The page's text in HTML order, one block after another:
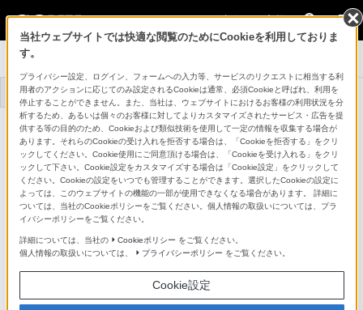
法人のお客様
システムカメラ
トップ 商品一覧 事例一覧
カメラオペレーティングソフトウェア
HZC-MSCN1
詳細メニュー
当社ウェブサイトでは快適な閲覧のためにCookieを利用しておりま
す。
プライバシー設定、ログイン、フォームへの入力等、サービスのリクエストに相当する利
用者のアクションに応じてのみ設定されるCookieは通常、必須Cookieと呼ばれ、利用を
停止することができません。また、当社は、ウェブサイトにおけるお客様の利用状況を分
析するため、あるいは個々のお客様に対してよりカスタマイズされたサービス・広告を提
供する等の目的のため、Cookieおよび類似技術を使用して一定の情報を収集する場合が
あります。それらのCookieの受け入れを拒否する場合は、「Cookieを拒否する」をクリ
ックしてください。Cookie使用にご同意頂ける場合は、「Cookieを受け入れる」をクリ
ックして下さい。Cookie設定をカスタマイズする場合は「Cookie設定」をクリックして
ください。Cookieの設定をいつでも管理することができます。選択したCookieの設定に
よっては、このウェブサイトの機能の一部が使用できなくなる場合があります。 詳細に
ついては、当社のCookieポリシーをご覧ください。個人情報の取扱いについては、プラ
イバシーポリシーをご覧ください。
詳細については、当社の Cookieポリシー をご覧ください。
個人情報の取扱いについては、
プライバシーポリシー をご覧ください。
Cookie設定